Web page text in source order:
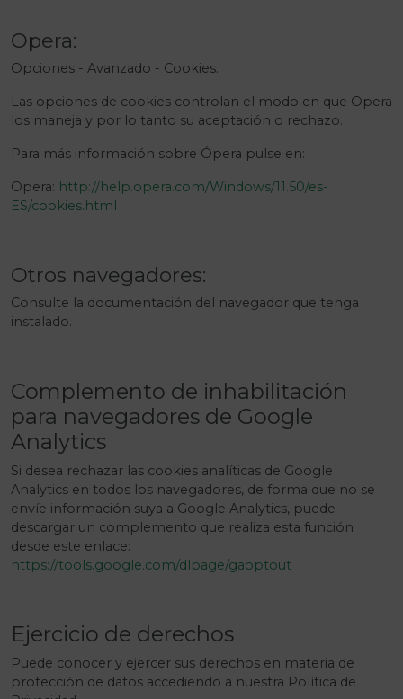
Opera:
Opciones - Avanzado - Cookies.
Las opciones de cookies controlan el modo en que Opera
los maneja y por lo tanto su aceptación o rechazo.
Para más información sobre Ópera pulse en:
Opera: http://help.opera.com/Windows/11.50/es-
ES/cookies.html
Otros navegadores:
Consulte la documentación del navegador que tenga
instalado.
Complemento de inhabilitación
para navegadores de Google
Analytics
Si desea rechazar las cookies analíticas de Google
Analytics en todos los navegadores, de forma que no se
envíe información suya a Google Analytics, puede
descargar un complemento que realiza esta función
desde este enlace:
https://tools.google.com/dlpage/gaoptout
Ejercicio de derechos
Puede conocer y ejercer sus derechos en materia de
protección de datos accediendo a nuestra Política de